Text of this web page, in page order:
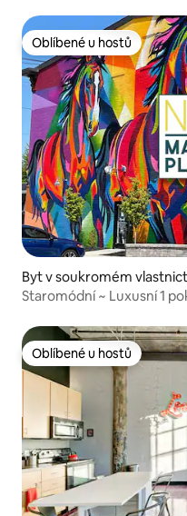
Oblíbené u hostů
Oblíbené u hostů
Byt v soukromém
lle
Staromódní ~ Luxusní 1
Oblíbené u hostů
Oblíbené u hostů